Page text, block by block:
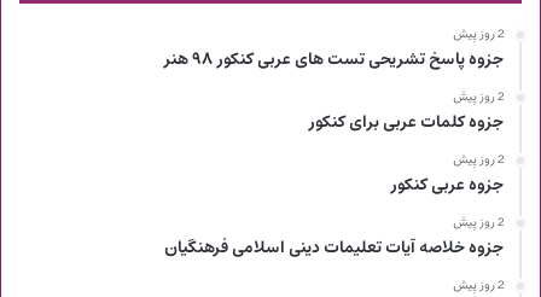
2 روز پیش
جزوه پاسخ تشریحی تست های عربی کنکور ۹۸ هنر
2 روز پیش
جزوه کلمات عربی برای کنکور
2 روز پیش
جزوه عربی کنکور
2 روز پیش
جزوه خلاصه آیات تعلیمات دینی اسلامی فرهنگیان
2 روز پیش